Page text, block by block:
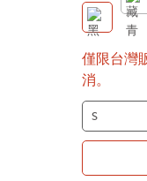
僅限台灣
消。